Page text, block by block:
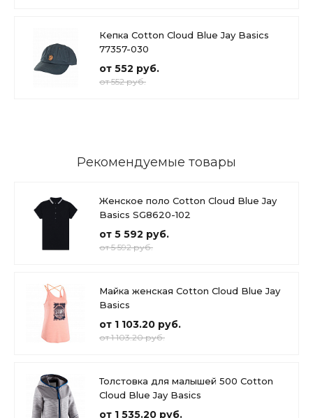
Кепка Cotton Cloud Blue Jay Basics
77357-030
от 552 руб.
от 552 руб.
Рекомендуемые товары
Женское поло Cotton Cloud Blue Jay
Basics SG8620-102
от 5 592 руб.
от 5 592 руб.
Майка женская Cotton Cloud Blue Jay
Basics
от 1 103.20 руб.
от 1 103.20 руб.
Толстовка для малышей 500 Cotton
Cloud Blue Jay Basics
от 1 535.20 руб.